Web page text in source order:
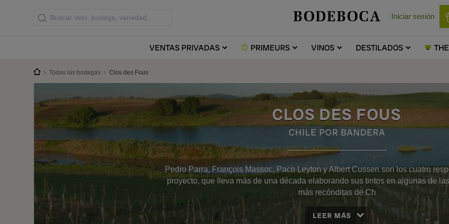
Iniciar sesión
VENTASPRIVADAS PRIMEURS VINOS DESTILADOS THE
Todas las bodegas Clos des Fous
CLOS DES FOUS
CHILE POR BANDERA
Pedro Parra, François Massoc, Paco Leyton y Albert Cussen son los cuatro
proyecto, que lleva más de una década elaborando sus tintos en algunas de
más recónditas de Ch
LEER MÁS